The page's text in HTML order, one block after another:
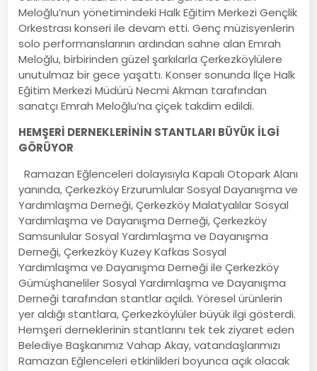
Meloğlu’nun yönetimindeki Halk Eğitim Merkezi Gençlik
Orkestrası konseri ile devam etti. Genç müzisyenlerin
solo performanslarının ardından sahne alan Emrah
Meloğlu, birbirinden güzel şarkılarla Çerkezköylülere
unutulmaz bir gece yaşattı. Konser sonunda İlçe Halk
Eğitim Merkezi Müdürü Necmi Akman tarafından
sanatçı Emrah Meloğlu’na çiçek takdim edildi.
HEMŞERİ DERNEKLERİNİN STANTLARI BÜYÜK İLGİ
GÖRÜYOR
Ramazan Eğlenceleri dolayısıyla Kapalı Otopark Alanı
yanında, Çerkezköy Erzurumlular Sosyal Dayanışma ve
Yardımlaşma Derneği, Çerkezköy Malatyalılar Sosyal
Yardımlaşma ve Dayanışma Derneği, Çerkezköy
Samsunlular Sosyal Yardımlaşma ve Dayanışma
Derneği, Çerkezköy Kuzey Kafkas Sosyal
Yardımlaşma ve Dayanışma Derneği ile Çerkezköy
Gümüşhaneliler Sosyal Yardımlaşma ve Dayanışma
Derneği tarafından stantlar açıldı. Yöresel ürünlerin
yer aldığı stantlara, Çerkezköylüler büyük ilgi gösterdi.
Hemşeri derneklerinin stantlarını tek tek ziyaret eden
Belediye Başkanımız Vahap Akay, vatandaşlarımızı
Ramazan Eğlenceleri etkinlikleri boyunca açık olacak